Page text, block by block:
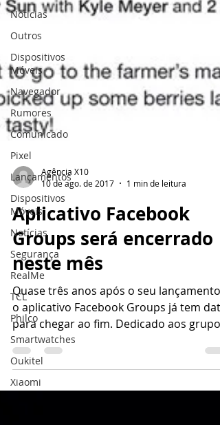
Notícias
Outros
Dispositivos
Móveis
Navegador
Rumores
Comunicado
Pixel
Lançamentos
Dispositivos
Móveis
Notícias
Segurança
RealMe
TCL
Philco
Smartwatches
Oukitel
Xiaomi
Agência X10
10 de ago. de 2017
Aplicativo Facebook
Groups será encerrado
neste mês
Quase três anos após o seu lançamento,
o aplicativo Facebook Groups já tem data
para chegar ao fim. Dedicado aos grupos
da rede social, o...